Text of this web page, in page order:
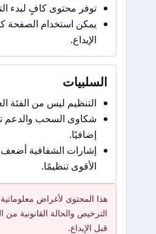
توفر محتوى كافٍ لبدء
يمكن استخدام
الإيداع.
السلبيات
التنظيم ليس من الفئة
شكاوى السحب والدعم
إضافيًا.
إشارات الشفافية
الأقوى تنظيمًا.
هذا المحتوى لأغراض
الترخيص والحالة القانونية
قبل الإيداع.